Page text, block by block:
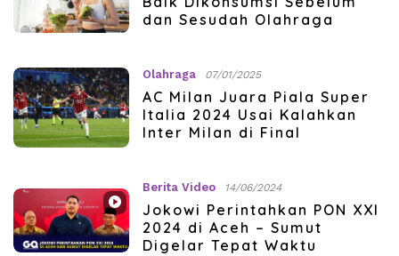
dan Sesudah Olahraga
Olahraga 07/01/2025
AC Milan Juara Piala Super
Italia 2024 Usai Kalahkan
Inter Milan di Final
Berita Video 14/06/2024
Jokowi Perintahkan PON XXI
2024 di Aceh – Sumut
Digelar Tepat Waktu